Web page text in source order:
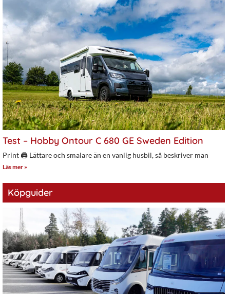
Test – Hobby Ontour C 680 GE Sweden Edition
Print 🖨 Lättare och smalare än en vanlig husbil, så beskriver man
Läs mer »
Köpguider